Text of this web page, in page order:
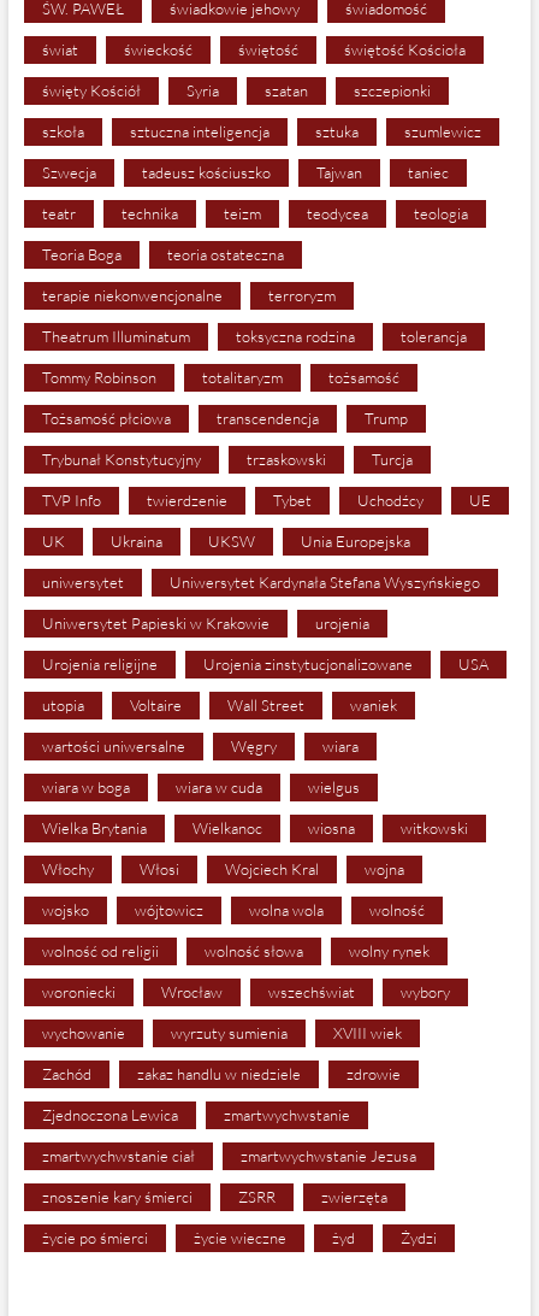
ŚW. PAWEŁ świadkowie jehowy świadomość
świat świeckość świętość świętość Kościoła
święty Kościół Syria szatan szczepionki
szkoła sztuczna inteligencja sztuka szumlewicz
Szwecja tadeusz kościuszko Tajwan taniec
teatr technika teizm teodycea teologia
Teoria Boga teoria ostateczna
terapie niekonwencjonalne terroryzm
Theatrum Illuminatum toksyczna rodzina tolerancja
Tommy Robinson totalitaryzm tożsamość
Tożsamość płciowa transcendencja Trump
Trybunał Konstytucyjny trzaskowski Turcja
TVP Info twierdzenie Tybet Uchodźcy UE
UK Ukraina UKSW Unia Europejska
uniwersytet Uniwersytet Kardynała Stefana Wyszyńskiego
Uniwersytet Papieski w Krakowie urojenia
Urojenia religijne Urojenia zinstytucjonalizowane USA
utopia Voltaire Wall Street waniek
wartości uniwersalne Węgry wiara
wiara w boga wiara w cuda wielgus
Wielka Brytania Wielkanoc wiosna witkowski
Włochy Włosi Wojciech Kral wojna
wojsko wójtowicz wolna wola wolność
wolność od religii wolność słowa wolny rynek
woroniecki Wrocław wszechświat wybory
wychowanie wyrzuty sumienia XVIII wiek
Zachód zakaz handlu w niedziele zdrowie
Zjednoczona Lewica zmartwychwstanie
zmartwychwstanie ciał zmartwychwstanie Jezusa
znoszenie kary śmierci ZSRR zwierzęta
życie po śmierci życie wieczne żyd Żydzi